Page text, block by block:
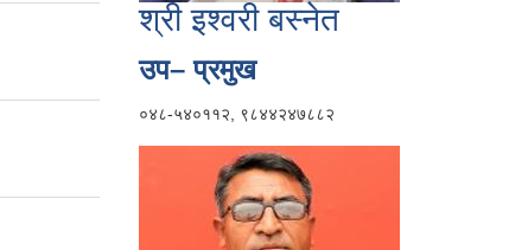
श्री इश्वरी बस्नेत
उप– प्रमुख
०४८-५४०११२, ९८४४२४७८८२